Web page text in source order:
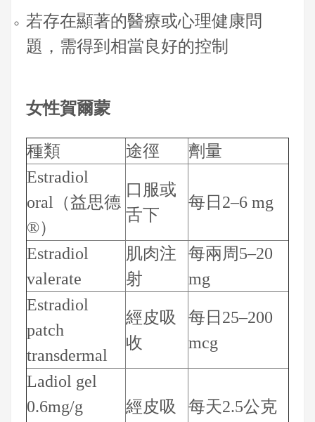
若存在顯著的醫療或心理健康問
題，需得到相當良好的控制
女性賀爾蒙
種類 途徑
劑量
Estradiol
oral（益思德
®）
口服或
舌下
每日2–6 mg
Estradiol
valerate
肌肉注
射
每兩周5–20
mg
Estradiol
patch
transdermal
經皮吸
收
每日25–200
mcg
Ladiol gel
0.6mg/g
經皮吸
每天2.5公克